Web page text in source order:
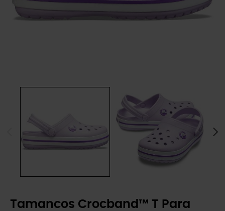
Tamancos Crocband™ T Para